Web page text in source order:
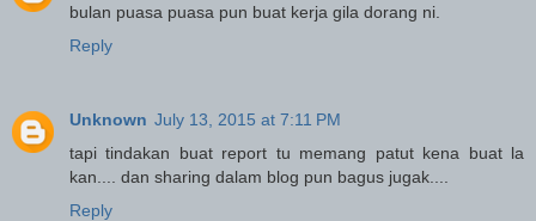
bulan puasa puasa pun buat kerja gila dorang ni.
Reply
Unknown July 13, 2015 at 7:11 PM
tapi tindakan buat report tu memang patut kena buat la
kan.... dan sharing dalam blog pun bagus jugak....
Reply